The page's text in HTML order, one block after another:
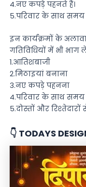
4.नए कपड़े पहनते हैं।
5.परिवार के साथ समय
इन कार्यक्रमों के
गतिविधियों में भी भाग
1.आतिशबाजी
2.मिठाइयां बनाना
3.नए कपड़े पहनना
4.परिवार के साथ समय
5.दोस्तों और
👇 TODAYS